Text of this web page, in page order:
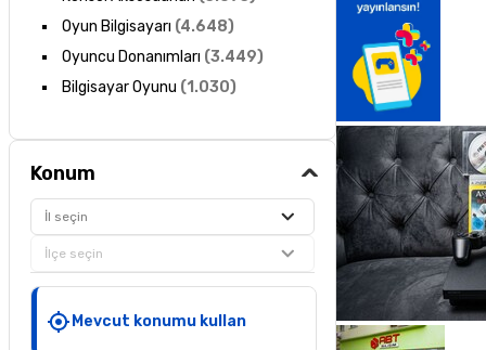
Oyun Bilgisayarı (4.648)
Oyuncu Donanımları (3.449)
Bilgisayar Oyunu (1.030)
Konum
İl seçin
İlçe seçin
Mevcut konumu kullan